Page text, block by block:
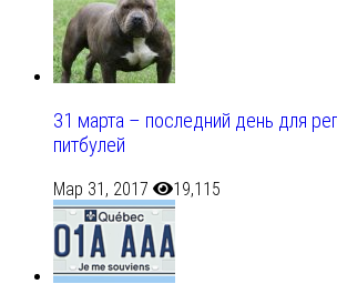
31 марта – последний день для
питбулей
Мар 31, 2017 19,115